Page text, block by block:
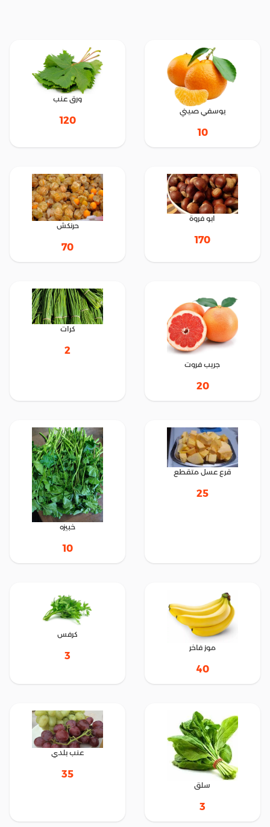
يوسفي صيني
10
ورق عنب
120
ابو فروة
170
حرنكش
70
جريب فروت
20
كرات
2
قرع عسل متقطع
25
خبيزه
10
موز فاخر
40
كرفس
3
سلق
3
عنب بلدي
35